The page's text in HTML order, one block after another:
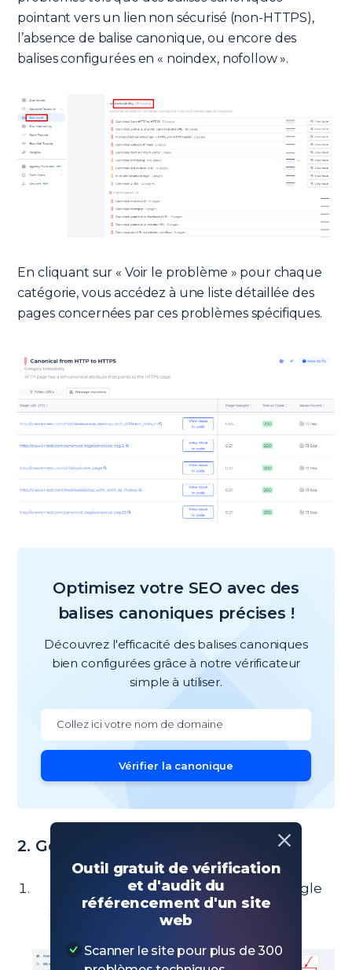
Outil gratuit de vérification
et d'audit du
référencement d'un site
web
Scanner le site pour plus de 300
pointant vers un lien non sécurisé (non-HTTPS),
l’absence de balise canonique, ou encore des
balises configurées en « noindex, nofollow ».
En cliquant sur « Voir le problème » pour chaque
catégorie, vous accédez à une liste détaillée des
pages concernées par ces problèmes spécifiques.
Optimisez votre SEO avec des
balises canoniques précises !
Découvrez l'efficacité des balises canoniques
bien configurées grâce à notre vérificateur
simple à utiliser.
Vérifier la canonique
2. Google Search Console
Téléversez votre sitemapdans la Google
Search Console.